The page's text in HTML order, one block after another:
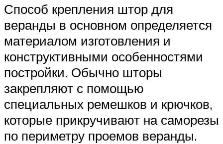
Способ крепления штор для
веранды в основном определяется
материалом изготовления и
конструктивными особенностями
постройки. Обычно шторы
закрепляют с помощью
специальных ремешков и крючков,
которые прикручивают на саморезы
по периметру проемов веранды.